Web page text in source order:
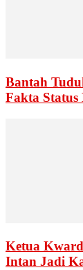
Bantah
Fakta Status
Ketua
Intan Jadi